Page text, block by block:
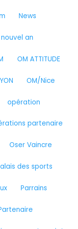
News
nouvel an
OM ATTITUDE
OM/Nice
opération
partenaire
Oser Vaincre
des sports
Parrains